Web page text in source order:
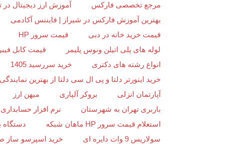
مرجع تخصصی فارکس
آموزش ارز دیجیتال در
بهترین آموزش فارکس در شیراز | فایننس آکادمی
قیمت خرید خانه در دبی
قیمت سرور HP
لوله های پلی اتیلن ونوس پلیمر
قیمت کابل
انواع رشته های دکتری
خرید سررسید 1405
خرید اینورتر دلتا و پی ال سی دلتا از بهترین نمایندگی
آپارتمان انزلی
بروکر آلپاری
میهن ارز
باربری تهران به شهرستان
نرم افزار حسابداری
استعلام قیمت سرور HP ماهان شبکه
دستگاه
سولاریس 9 وات دایره ای
خرید اسپرسو ساز